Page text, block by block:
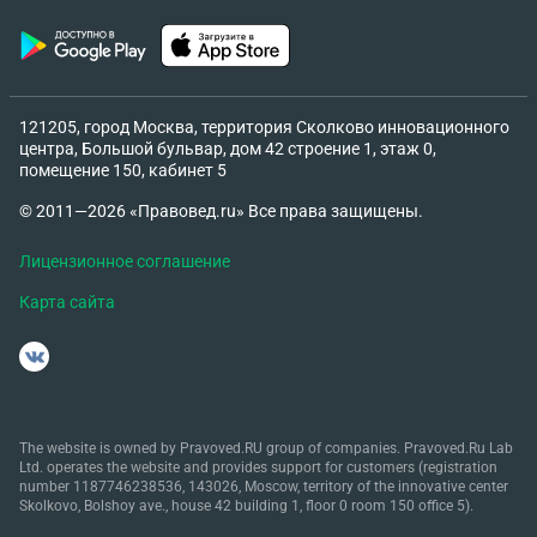
Закона «О защите прав потребителей»**. * **П. 1
ст. 18:** Потребитель вправе при обнаружении
ст. 18:** Проверка качества или экспертиза
инициируется продавцом **только в случае спора
спора не было, дефект был очевиден и
подтвержден. * Статус **«технически сложного
для товаров **надлежащего качества** (ст. 25
ЗоЗПП), но **не отменяет** право на возврат
денег за **бракованный товар** по ст. 18 ЗоЗПП.
совершал виновных действий, причинивших
прямой действительный ущерб. Ущерб вызван
продажей бракованного товара, а не моими
121205, город Москва, территория Сколково инновационного
центра, Большой бульвар, дом 42 строение 1, этаж 0,
помещение 150, кабинет 5
© 2011—2026 «Правовед.ru» Все права защищены.
Лицензионное соглашение
Карта сайта
The website is owned by Pravoved.RU group of companies. Pravoved.Ru Lab
Ltd. operates the website and provides support for customers (registration
number 1187746238536, 143026, Moscow, territory of the innovative center
Skolkovo, Bolshoy ave., house 42 building 1, floor 0 room 150 office 5).